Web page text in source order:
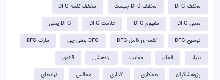
مخفف DFG مخفف DFG چیست مخفف کلمه DFG
معنی DFG مفهوم DFG علامت DFG DFG یعنی
توضيح DFG کلمه ی کامل DFG DFG یعنی چی مارک DFG
بنیاد آلمان حمایت پژوهشی قانون
پژوهشگران همکاری گذاری مجالس نهادهای